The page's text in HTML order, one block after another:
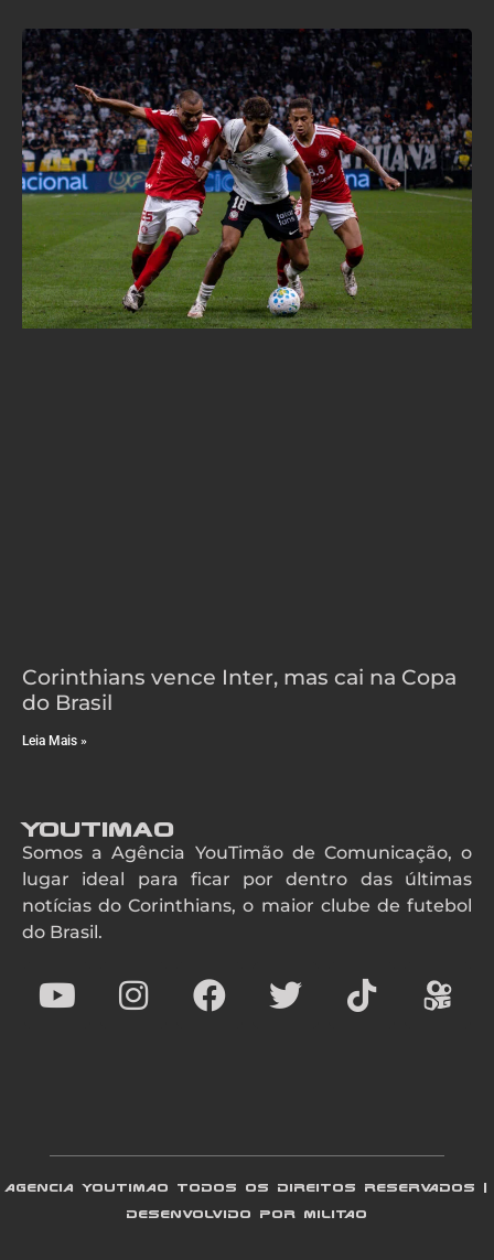
Corinthians vence Inter, mas cai na Copa
do Brasil
Leia Mais »
YouTimao
Somos a Agência YouTimão de Comunicação, o
lugar ideal para ficar por dentro das últimas
notícias do Corinthians, o maior clube de futebol
do Brasil.
AGENCIA YOUTIMAO TODOS OS DIREITOS RESERVADOS |
DESENVOLVIDO POR MILITAO